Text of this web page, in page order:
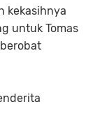
kekasihnya
untuk Tomas